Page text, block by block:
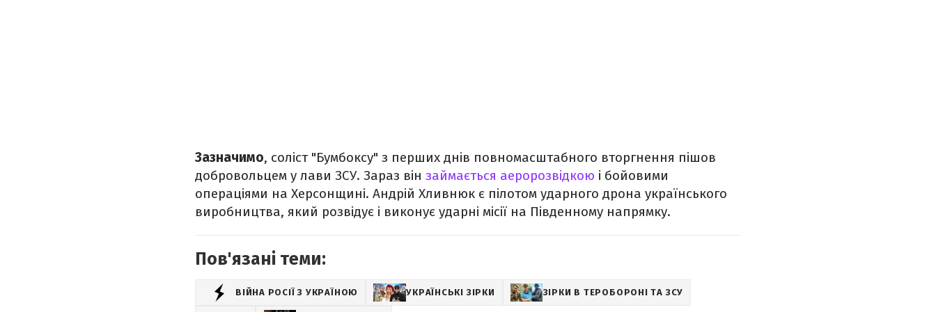
Зазначимо, соліст "Бумбоксу" з перших днів повномасштабного вторгнення пішов
добровольцем у лави ЗСУ. Зараз він займається аеророзвідкою і бойовими
операціями на Херсонщині. Андрій Хливнюк є пілотом ударного дрона українського
виробництва, який розвідує і виконує ударні місії на Південному напрямку.
Пов'язані теми:
ВІЙНА РОСІЇ З УКРАЇНОЮ УКРАЇНСЬКІ ЗІРКИ ЗІРКИ В ТЕРОБОРОНІ ТА ЗСУ